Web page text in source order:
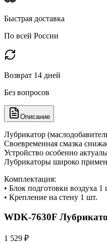
Быстрая доставка
По всей России
Возврат 14 дней
Без вопросов
Описание
Лубрикатор
Своевременная смазка
Устройство особенно
Лубрикаторы широко
Комплектация:
• Блок подготовки воздуха 1
• Крепление на стену 1 шт.
WDK-7630F
1 529 ₽